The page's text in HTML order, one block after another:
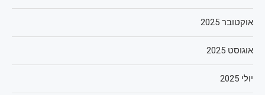
אוקטובר 2025
אוגוסט 2025
יולי 2025